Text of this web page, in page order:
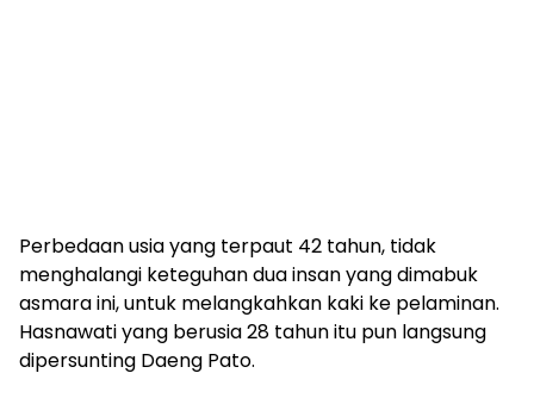
Perbedaan usia yang terpaut 42 tahun, tidak
menghalangi keteguhan dua insan yang dimabuk
asmara ini, untuk melangkahkan kaki ke pelaminan.
Hasnawati yang berusia 28 tahun itu pun langsung
dipersunting Daeng Pato.